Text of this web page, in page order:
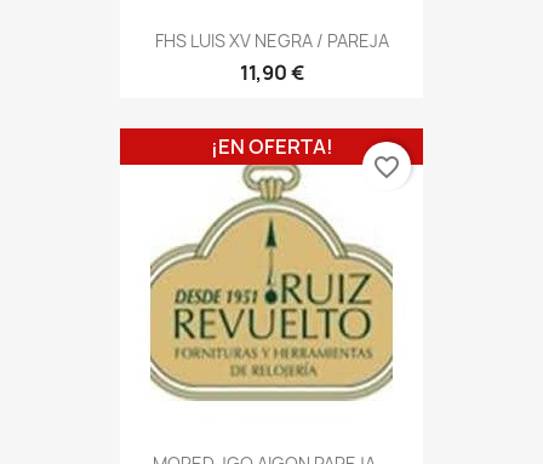
FHS LUIS XV NEGRA / PAREJA
11,90 €
¡EN OFERTA!
favorite_border